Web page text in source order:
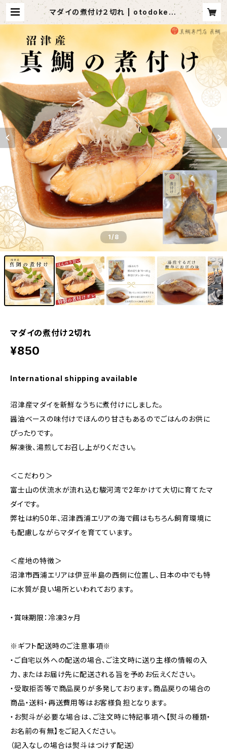
マダイの煮付け２切れ | otodoketa
i
1/8
マダイの煮付け２切れ
¥850
International shipping available
沼津産マダイを新鮮なうちに煮付けにしました。
醤油ベースの味付けでほんのり甘さもあるのでごはんのお供に
ぴったりです。
解凍後、湯煎してお召し上がりください。
＜こだわり＞
富士山の伏流水が流れ込む駿河湾で2年かけて大切に育てたマ
ダイです。
弊社は約50年、沼津西浦エリアの海で餌はもちろん飼育環境に
も配慮しながらマダイを育てています。
＜産地の特徴＞
沼津市西浦エリアは伊豆半島の西側に位置し、日本の中でも特
に水質が良い場所といわれております。
・賞味期限：冷凍3ヶ月
※ギフト配送時のご注意事項※
・ご自宅以外への配送の場合、ご注文時に送り主様の情報の入
力、またはお届け先に配送される旨を予めお伝えください。
・受取拒否等で商品戻りが多発しております。商品戻りの場合の
商品・送料・再送費用等はお客様負担となります。
・お熨斗が必要な場合は、ご注文時に特記事項へ【熨斗の種類・
お名前の有無】をご記入ください。
（記入なしの場合は熨斗はつけず配送）